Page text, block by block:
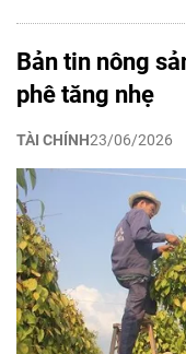
Bản tin nông
phê tăng nhẹ
TÀI CHÍNH23/06/2026